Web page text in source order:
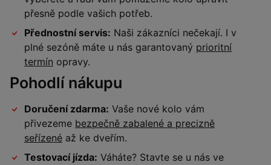
přesně podle vašich potřeb.
Přednostní servis: Naši zákazníci nečekají. I v
plné sezóně máte u nás garantovaný prioritní
termín opravy.
Pohodlí nákupu
Doručení zdarma: Vaše nové kolo vám
přivezeme bezpečně zabalené a precizně
seřízené až ke dveřím.
Testovací jízda: Váháte? Stavte se u nás ve